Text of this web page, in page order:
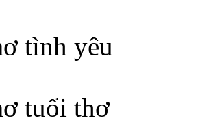
tình yêu
tuổi thơ